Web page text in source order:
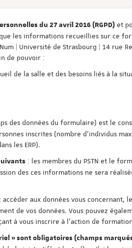
du 27 avril 2016 (RGPD) et
les informations recueillies sur ce
| Université de Strasbourg | 14 rue
de pouvoir :
de la salle et des besoins liés à la
des données du formulaire) est le
inscrites (nombre d'individus
les ERP).
: les membres du PSTN et le
des ces informations ne sera
accéder aux données vous concernant,
de vos données. Vous pouvez
à vous inscrire à l'action de
» sont obligatoires (champs